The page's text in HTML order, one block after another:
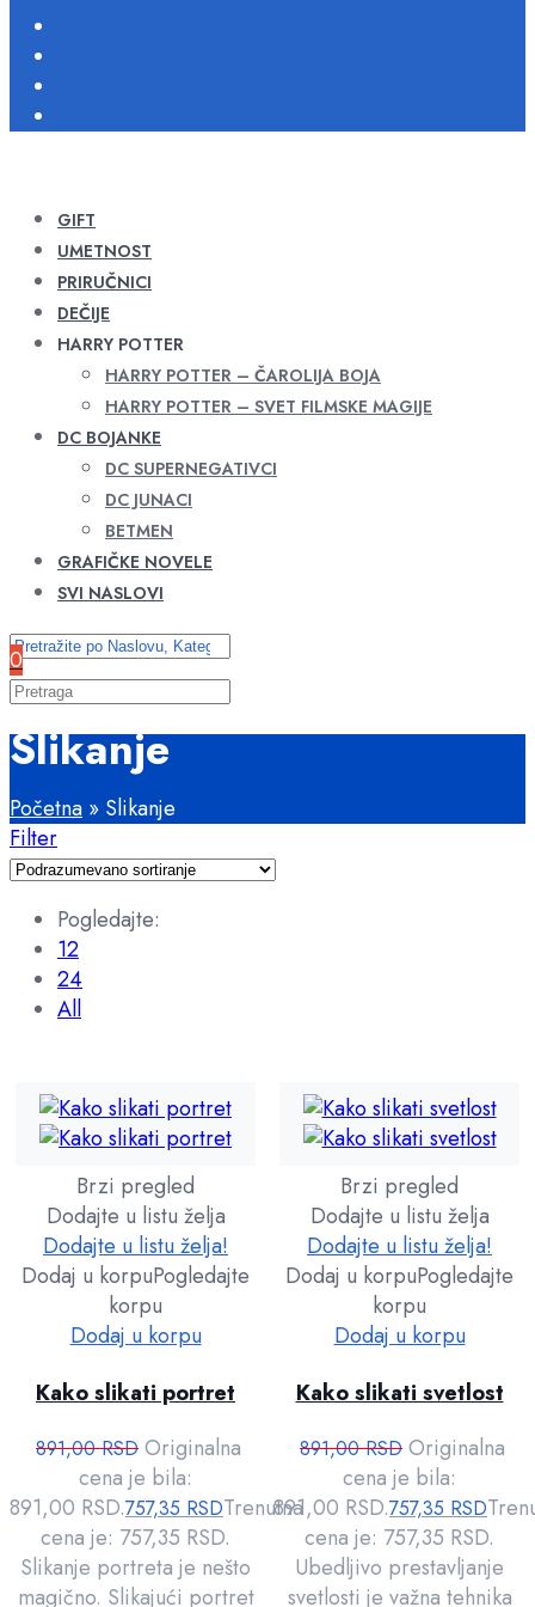
GIFT
UMETNOST
PRIRUČNICI
DEČIJE
HARRY POTTER
HARRY POTTER – ČAROLIJA BOJA
HARRY POTTER – SVET FILMSKE MAGIJE
DC BOJANKE
DC SUPERNEGATIVCI
DC JUNACI
BETMEN
GRAFIČKE NOVELE
SVI NASLOVI
0
Slikanje
Početna » Slikanje
Filter
Pogledajte:
12
24
All
Brzi pregled
Dodajte u listu želja
Dodajte u listu želja!
Dodaj u korpuPogledajte
korpu
Dodaj u korpu
Kako slikati portret
891,00RSD Originalna
cena je bila:
891,00 RSD.757,35 RSDTrenutna
cena je: 757,35 RSD.
Slikanje portreta je nešto
magično. Slikajući portret
Brzi pregled
Dodajte u listu želja
Dodajte u listu želja!
Dodaj u korpuPogledajte
korpu
Dodaj u korpu
Kako slikati svetlost
891,00RSD Originalna
cena je bila:
891,00 RSD.757,35 RSD
cena je: 757,35 RSD.
Ubedljivo prestavljanje
svetlosti je važna tehnika